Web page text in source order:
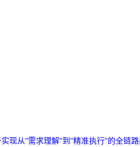
从“需求理解”到“精准执行”的全链